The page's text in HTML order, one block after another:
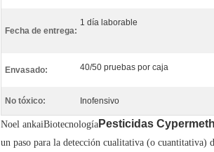
Fecha de entrega:
1 día laborable
Envasado: 40/50 pruebas por caja
No tóxico: Inofensivo
Noel ankaiBiotecnología Pesticidas
un paso para la detección cualitativa (o cuantitativa)